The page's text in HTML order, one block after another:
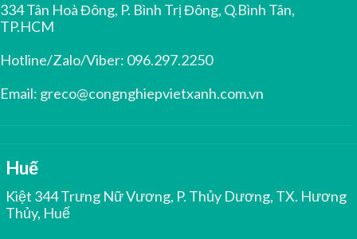
334 Tân Hoà Đông, P. Bình Trị Đông, Q.Bình Tân,
TP.HCM
Hotline/Zalo/Viber: 096.297.2250
Email: greco@congnghiepvietxanh.com.vn
Huế
Kiệt 344 Trưng Nữ Vương, P. Thủy Dương, TX. Hương
Thủy, Huế